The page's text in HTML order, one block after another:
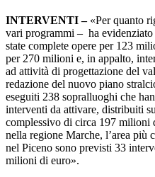
INTERVENTI –«Per quanto
vari programmi – ha
state complete opere per 123
per 270 milioni e, in appalto,
ad attività di progettazione del
redazione del nuovo piano
eseguiti 238 sopralluoghi che
interventi da attivare, distribuiti
complessivo di circa 197 milioni
nella regione Marche, l’area più
nel Piceno sono previsti 33
milioni di euro».